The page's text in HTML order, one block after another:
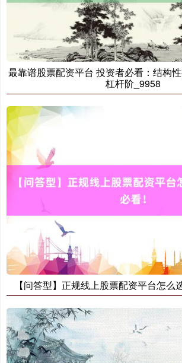
最靠谱股票配资平台 投资者必看：结构
杠杆阶_9958
【问答型】正规线上股票配资平台怎么